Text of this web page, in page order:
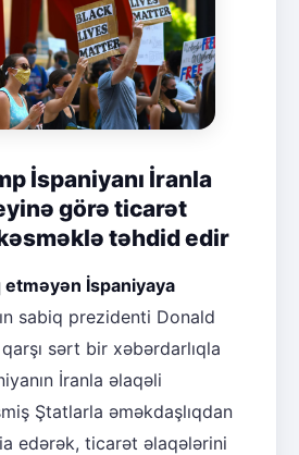
İspaniyanı İranla
görə ticarət
təhdid edir
etməyən İspaniyaya
sabiq prezidenti Donald
sərt bir xəbərdarlıqla
İranla əlaqəli
Ştatlarla əməkdaşlıqdan
edərək, ticarət əlaqələrini